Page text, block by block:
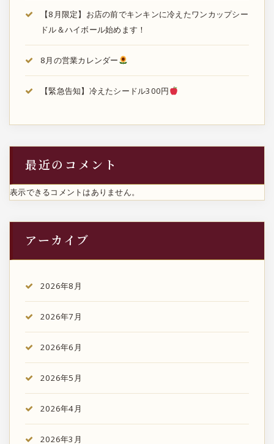
【8月限定】お店の前でキンキンに冷えたワンカップシー
ドル＆ハイボール始めます！
8月の営業カレンダー
【緊急告知】冷えたシードル300円
最近のコメント
表示できるコメントはありません。
アーカイブ
2026年8月
2026年7月
2026年6月
2026年5月
2026年4月
2026年3月